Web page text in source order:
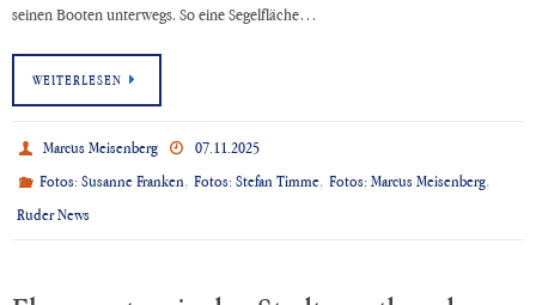
seinen Booten unterwegs. So eine Segelfläche…
WEITERLESEN
Marcus Meisenberg
07.11.2025
Fotos: Susanne Franken,Fotos: Stefan Timme,Fotos: Marcus Meisenberg,
Ruder News